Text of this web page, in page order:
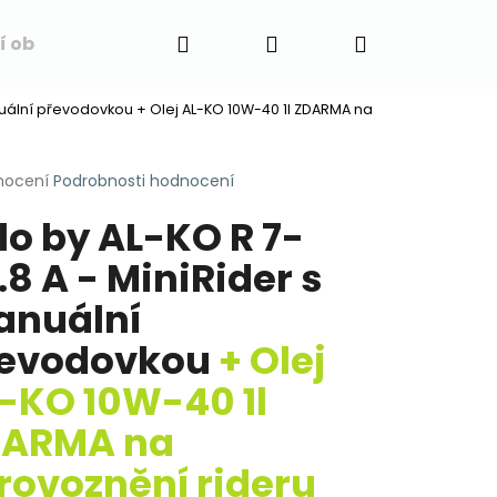
Napište nám
Hledat PřihlášeníNákupní
převodovkou + Olej AL-KO 10W-40 1l ZDARMA na
Podrobnosti hodnocení
by AL-KO R 7-
A - MiniRider s
+ Olej
KO 10W-40 1l
na
rideru